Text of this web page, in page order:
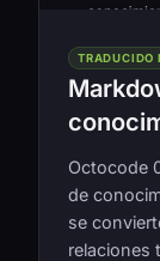
TRADUCIDO
Octocode
de
se
relaciones